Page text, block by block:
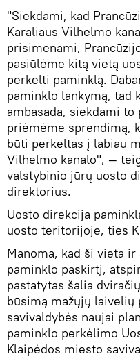
"Siekdami, kad
Karaliaus Vilhelmo
prisimenami,
pasiūlėme kitą vietą
perkelti paminklą.
paminklo lankymą, tad
ambasada, siekdami
priėmėme sprendimą,
būti perkeltas į labiau
Vilhelmo kanalo", —
valstybinio jūrų uosto
direktorius.
Uosto direkcija
uosto teritorijoje, ties
Manoma, kad ši vieta
paminklo paskirtį,
pastatytas šalia
būsimą mažųjų
savivaldybės naujai
paminklo perkėlimo
Klaipėdos miesto